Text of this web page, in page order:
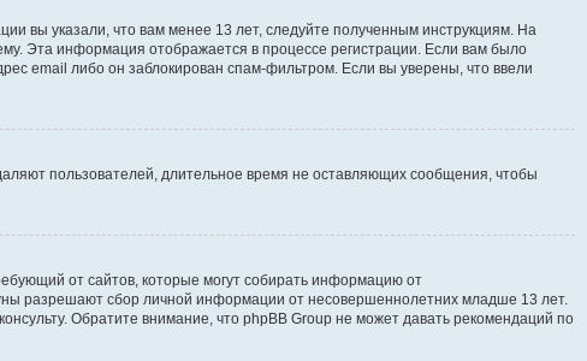
вы указали, что вам менее 13 лет, следуйте полученным инструкциям. На
Эта информация отображается в процессе регистрации. Если вам было
email либо он заблокирован спам-фильтром. Если вы уверены, что ввели
пользователей, длительное время не оставляющих сообщения, чтобы
от сайтов, которые могут собирать информацию от
разрешают сбор личной информации от несовершеннолетних младше 13 лет.
Обратите внимание, что phpBB Group не может давать рекомендаций по